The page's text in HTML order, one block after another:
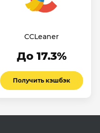
CCLeaner
До 17.3%
Получить кэшбэк